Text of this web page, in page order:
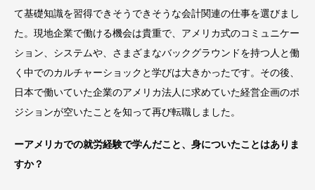
て基礎知識を習得できそうできそうな会計関連の仕事を選びまし
た。現地企業で働ける機会は貴重で、アメリカ式のコミュニケー
ション、システムや、さまざまなバックグラウンドを持つ人と働
く中でのカルチャーショックと学びは大きかったです。その後、
日本で働いていた企業のアメリカ法人に求めていた経営企画のポ
ジションが空いたことを知って再び転職しました。
ーアメリカでの就労経験で学んだこと、身についたことはありま
すか？